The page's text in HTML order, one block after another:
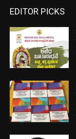
EDITOR PICKS